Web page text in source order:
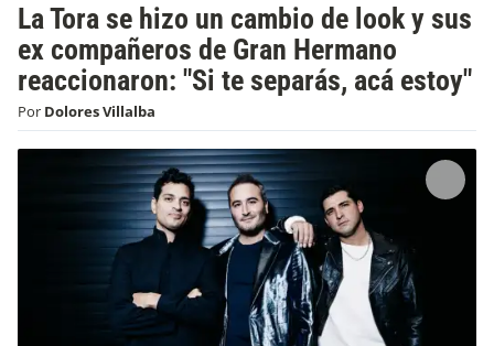
La Tora se hizo un cambio de look y sus
ex compañeros de Gran Hermano
reaccionaron: "Si te separás, acá estoy"
Por Dolores Villalba